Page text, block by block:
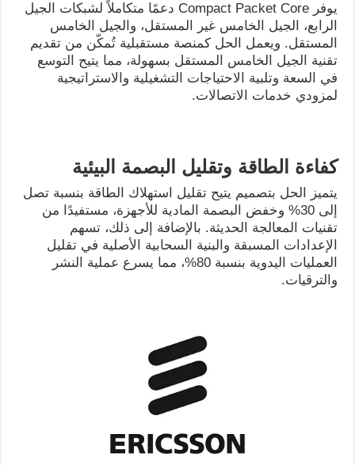
يوفر Compact Packet Core دعمًا متكاملاً لشبكات الجيل
الرابع، الجيل الخامس غير المستقل، والجيل الخامس
المستقل. ويعمل الحل كمنصة مستقبلية تُمكّن من تقديم
تقنية الجيل الخامس المستقل بسهولة، مما يتيح التوسع
في السعة وتلبية الاحتياجات التشغيلية والاستراتيجية
لمزودي خدمات الاتصالات.
كفاءة الطاقة وتقليل البصمة البيئية
يتميز الحل بتصميم يتيح تقليل استهلاك الطاقة بنسبة تصل
إلى 30% وخفض البصمة المادية للأجهزة، مستفيدًا من
تقنيات المعالجة الحديثة. بالإضافة إلى ذلك، تسهم
الإعدادات المسبقة والبنية السحابية الأصلية في تقليل
العمليات اليدوية بنسبة 80%، مما يسرع عملية النشر
والترقيات.